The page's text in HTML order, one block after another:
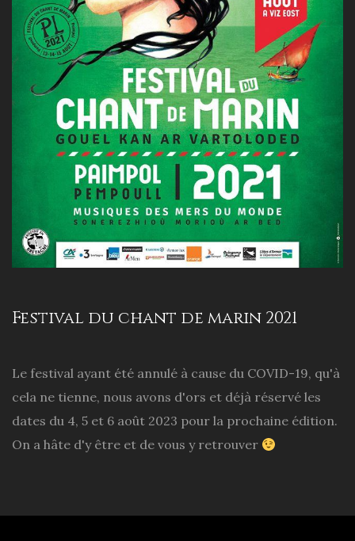
Festival du chant de marin 2021
Le festival ayant été annulé à cause du COVID-19, qu'à
cela ne tienne, nous avons d'ors et déjà réservé les
dates du 4, 5 et 6 août 2023 pour la prochaine édition.
On a hâte d'y être et de vous y retrouver